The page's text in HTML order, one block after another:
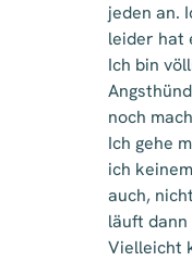
jeden an.
leider hat
Ich bin
noch
Ich gehe
ich
auch,
läuft dann
Vielleicht